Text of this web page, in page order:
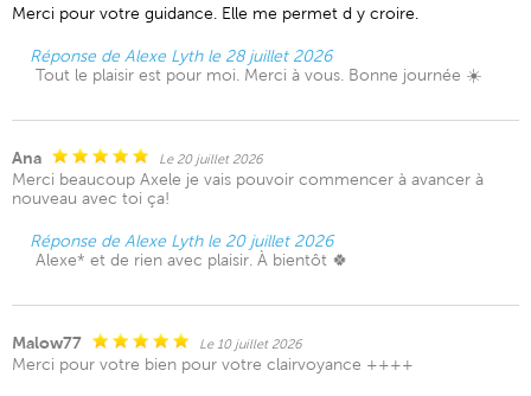
Merci pour votre guidance. Elle me permet d y croire.
Réponse de Alexe Lyth le 28 juillet 2026
Tout le plaisir est pour moi. Merci à vous. Bonne journée ☀️
Ana Le 20 juillet 2026
Merci beaucoup Axele je vais pouvoir commencer à avancer à
nouveau avec toi ça!
Réponse de Alexe Lyth le 20 juillet 2026
Alexe* et de rien avec plaisir. À bientôt 🍀
Malow77 Le 10 juillet 2026
Merci pour votre bien pour votre clairvoyance ++++